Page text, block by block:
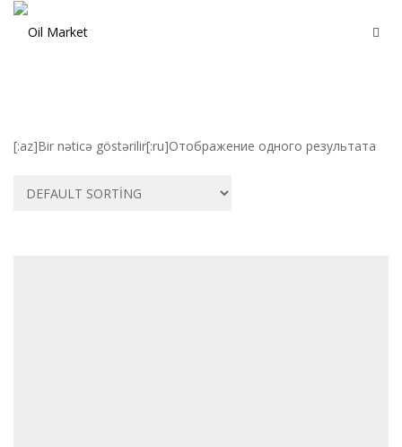
[:az]Bir nəticə göstərilir[:ru]Отображение одного результата